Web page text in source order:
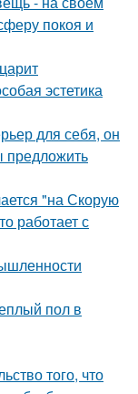
покоя и
эстетика
для себя, он
предложить
"на Скорую
работает с
пол в
того, что